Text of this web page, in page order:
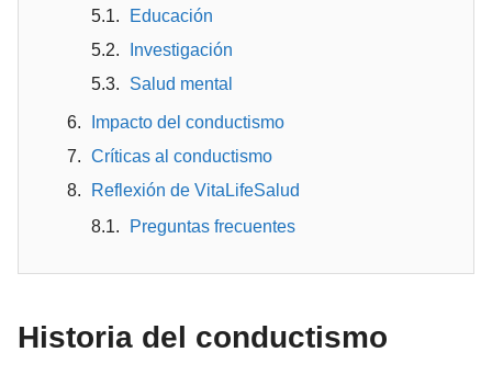
Educación
Investigación
Salud mental
Impacto del conductismo
Críticas al conductismo
Reflexión de VitaLifeSalud
Preguntas frecuentes
Historia del conductismo